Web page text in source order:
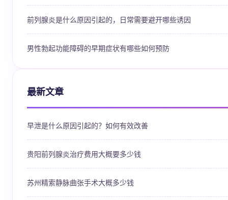
前列腺炎是什么原因引起的，日常需要避开哪些诱因
男性勃起功能障碍的早期症状有哪些如何预防
最新文章
早泄是什么原因引起的？如何有效改善
贵阳前列腺炎治疗费用大概要多少钱
苏州精索静脉曲张手术大概多少钱